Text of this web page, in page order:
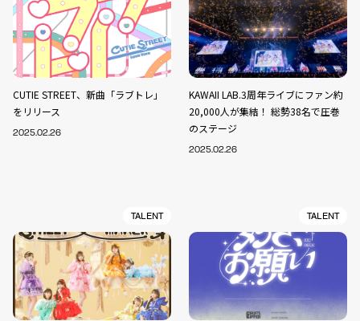
CUTIE STREET、新曲「ラブトレ」
をリリース
2025.02.26
KAWAII LAB.3周年ライブにファン約
20,000人が集結！ 総勢38名で圧巻
のステージ
2025.02.26
TALENT TALENT